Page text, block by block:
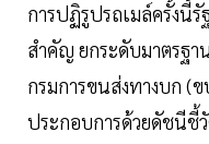
การปฏิรูปรถเมล์ครั้งนี้
สำคัญ ยกระดับมาตรฐา
กรมการขนส่งทางบก (
ประกอบการด้วยดัชนีชี้